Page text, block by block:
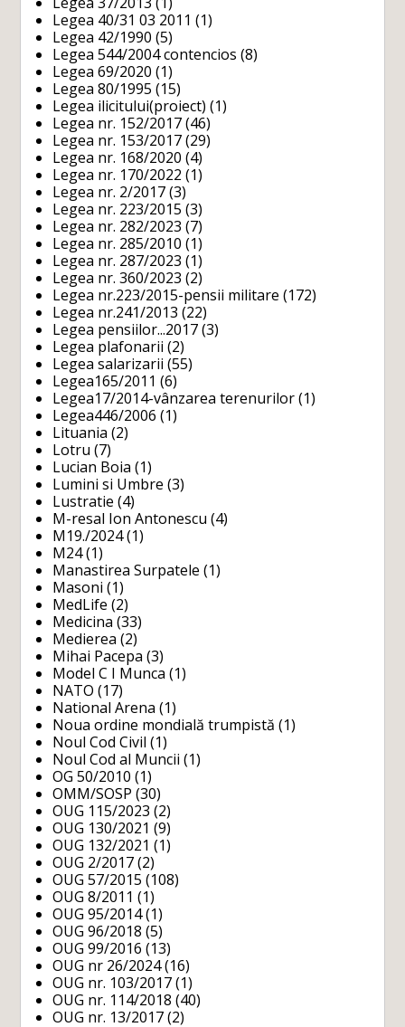
Legea 40/31 03 2011 (1)
Legea 42/1990 (5)
Legea 544/2004 contencios (8)
Legea 69/2020 (1)
Legea 80/1995 (15)
Legea ilicitului(proiect) (1)
Legea nr. 152/2017 (46)
Legea nr. 153/2017 (29)
Legea nr. 168/2020 (4)
Legea nr. 170/2022 (1)
Legea nr. 2/2017 (3)
Legea nr. 223/2015 (3)
Legea nr. 282/2023 (7)
Legea nr. 285/2010 (1)
Legea nr. 287/2023 (1)
Legea nr. 360/2023 (2)
Legea nr.223/2015-pensii militare (172)
Legea nr.241/2013 (22)
Legea pensiilor...2017 (3)
Legea plafonarii (2)
Legea salarizarii (55)
Legea165/2011 (6)
Legea17/2014-vânzarea terenurilor (1)
Legea446/2006 (1)
Lituania (2)
Lotru (7)
Lucian Boia (1)
Lumini si Umbre (3)
Lustratie (4)
M-resal Ion Antonescu (4)
M19./2024(1)
M24(1)
Manastirea Surpatele (1)
Masoni (1)
MedLife (2)
Medicina (33)
Medierea (2)
Mihai Pacepa (3)
Model C I Munca (1)
NATO (17)
National Arena (1)
Noua ordine mondială trumpistă (1)
Noul Cod Civil (1)
Noul Cod al Muncii (1)
OG 50/2010 (1)
OMM/SOSP (30)
OUG 115/2023 (2)
OUG 130/2021 (9)
OUG 132/2021 (1)
OUG 2/2017 (2)
OUG 57/2015 (108)
OUG 8/2011 (1)
OUG 95/2014(1)
OUG 96/2018 (5)
OUG 99/2016 (13)
OUG nr 26/2024(16)
OUG nr. 103/2017 (1)
OUG nr. 114/2018 (40)
OUG nr. 13/2017 (2)